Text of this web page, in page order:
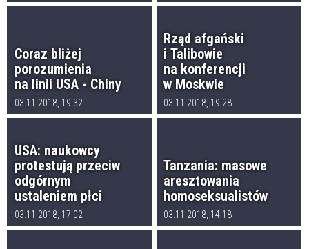
Coraz bliżej
porozumienia
na linii USA - Chiny
03.11.2018, 19:32
Rząd afgański
i Talibowie
na konferencji
w Moskwie
03.11.2018, 19:28
USA: naukowcy
protestują przeciw
odgórnym
ustaleniem płci
03.11.2018, 17:02
Tanzania: masowe
aresztowania
homoseksualistów
03.11.2018, 14:18